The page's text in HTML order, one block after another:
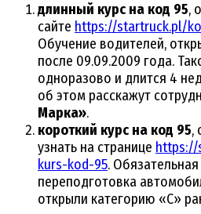
длинный курс на код 95,
сайте https://startruck.pl/
Обучение водителей,
после 09.09.2009 года.
одноразово и длится 4
об этом расскажут
Марка».
короткий курс на код 95,
узнать на странице
kurs-kod-95.
переподготовка
открыли категорию «С»